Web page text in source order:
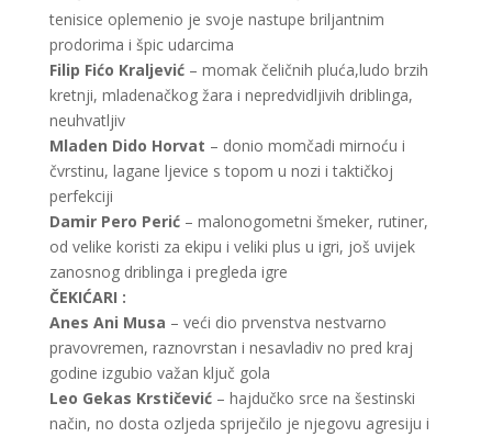
tenisice oplemenio je svoje nastupe briljantnim
prodorima i špic udarcima
Filip Fićo Kraljević– momak čeličnih pluća,ludo brzih
kretnji, mladenačkog žara i nepredvidljivih driblinga,
neuhvatljiv
Mladen Dido Horvat – donio momčadi mirnoću i
čvrstinu, lagane ljevice s topom u nozi i taktičkoj
perfekciji
Damir Pero Perić– malonogometni šmeker, rutiner,
od velike koristi za ekipu i veliki plus u igri, još uvijek
zanosnog driblinga i pregleda igre
ČEKIĆARI :
Anes Ani Musa – veći dio prvenstva nestvarno
pravovremen, raznovrstan i nesavladiv no pred kraj
godine izgubio važan ključ gola
Leo Gekas Krstičević– hajdučko srce na šestinski
način, no dosta ozljeda spriječilo je njegovu agresiju i